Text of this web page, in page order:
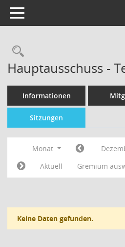
Toggle navigation
Hauptausschuss -
Informationen
Sitzungen
Monat
Aktuell
Gremium
Keine Daten gefunden.